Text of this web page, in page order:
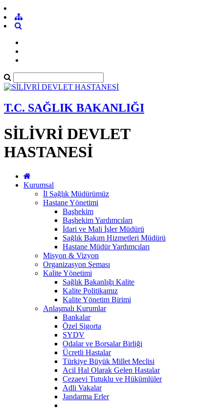
T.C. SAĞLIK BAKANLIĞI
SİLİVRİ DEVLET
HASTANESİ
Kurumsal
İl Sağlık Müdürümüz
Hastane Yönetimi
Başhekim
Başhekim Yardımcıları
İdari ve Mali İşler Müdürü
Sağlık Bakım Hizmetleri Müdürü
Hastane Müdür Yardımcıları
Misyon & Vizyon
Organizasyon Şeması
Kalite Yönetimi
Sağlık Bakanlığı Kalite
Kalite Politikamız
Kalite Yönetim Birimi
Anlaşmalı Kurumlar
Bankalar
Özel Sigorta
SYDV
Odalar ve Borsalar Birliği
Ücretli Hastalar
Türkiye Büyük Millet Meclisi
Acil Hal Olarak Gelen Hastalar
Cezaevi Tutuklu ve Hükümlüler
Adli Vakalar
Jandarma Erler